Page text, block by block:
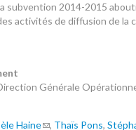
subvention 2014-2015
activités de diffusion de la
Générale
Haine , Thaïs Pons,